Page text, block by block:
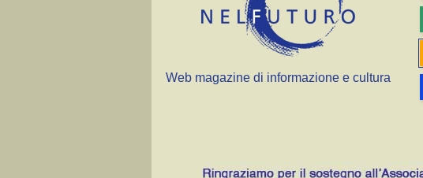
Web magazine di informazione e cultura